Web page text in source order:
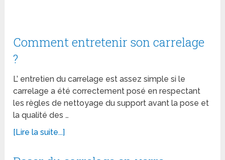
Comment entretenir son carrelage
?
L’ entretien du carrelage est assez simple si le
carrelage a été correctement posé en respectant
les règles de nettoyage du support avant la pose et
la qualité des …
[Lire la suite...]